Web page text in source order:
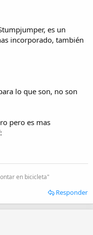
es un
incorporado, también
lo que son, no son
pero es mas
en bicicleta"
Responder